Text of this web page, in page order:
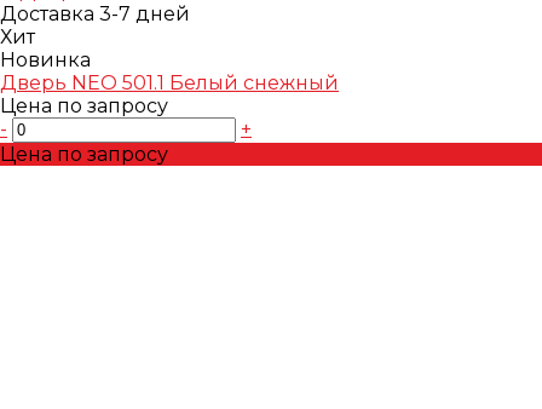
Доставка 3-7 дней
Хит
Новинка
Дверь NEO 501.1 Белый снежный
Цена по запросу
-
+
Цена по запросу